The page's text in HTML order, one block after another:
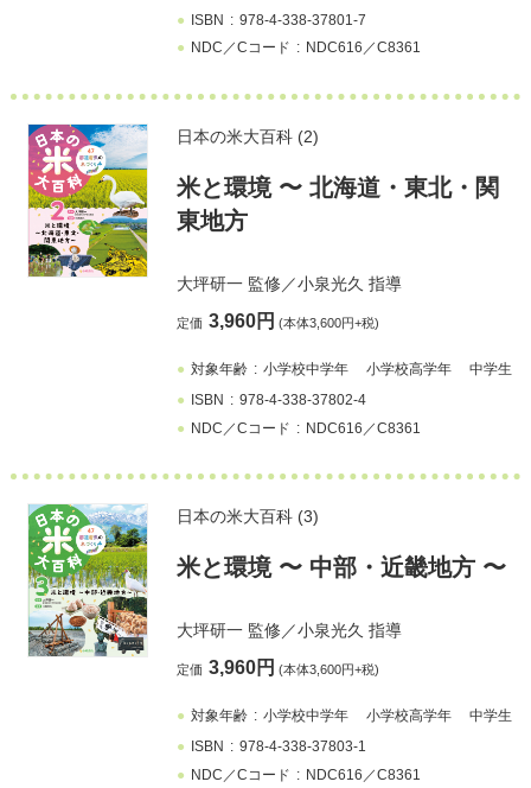
ISBN
978-4-338-37801-7
NDC／Cコード
NDC616／C8361
日本の米大百科 (2)
⽶と環境 〜 北海道・東北・関
東地方
大坪研一監修／小泉光久 指導
定価 3,960円 (本体3,600円+税)
対象年齢 小学校中学年 小学校高学年
中学生
ISBN
978-4-338-37802-4
NDC／Cコード
NDC616／C8361
日本の米大百科 (3)
⽶と環境 〜 中部・近畿地方 〜
大坪研一監修／小泉光久 指導
定価 3,960円 (本体3,600円+税)
対象年齢 小学校中学年 小学校高学年
中学生
ISBN
978-4-338-37803-1
NDC／Cコード
NDC616／C8361